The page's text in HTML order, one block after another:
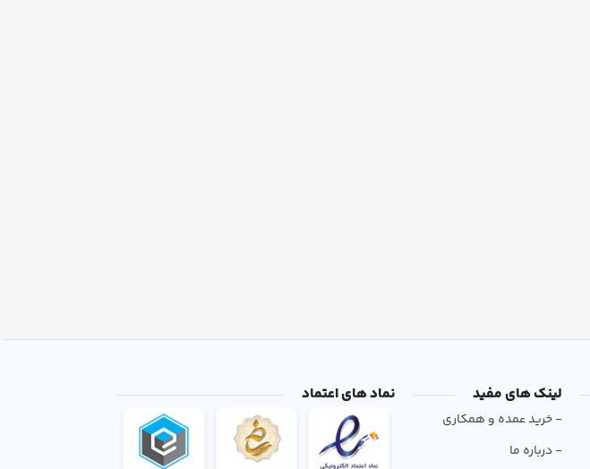
لینک های مفید
- خرید عمده و همکاری
- درباره ما
نماد های اعتماد